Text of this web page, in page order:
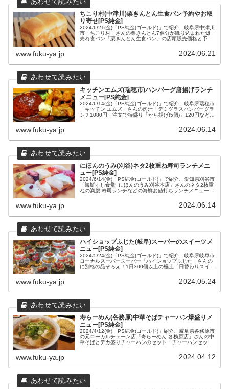
ちこり村(中津川)栗きんとん生食パン予約やお取
り寄せ[PS純金]
2024/6/21(金)「PS純金(ゴールド)」で紹介、岐阜県中津川
市「ちこり村」さんの栗きんとん7個分が織り込まれた爆
売れ食パン「栗きんとん生食パン」の店頭販売価格と予約
業時間などの店舗情報をまとめてみました。
www.fuku-ya.jp 2024.06.21
キッチンエムズ(瑞穂市)ハンバーグ唐揚げランチ
メニュー[PS純金]
2024/6/14(金)「PS純金(ゴールド)」で紹介、岐阜県瑞穂市
「キッチン エムズ」さんの肉汁「デミグラスハンバーグラ
ンチ1080円」注文で特盛り「から揚げ(5個)」120円などの
ニュー、場所や営業時間などの店舗情報をまとめてみまし
www.fuku-ya.jp 2024.06.14
にほんのうみ(刈谷)ネタ2枚重ね寿司ランチメニ
ュー[PS純金]
2024/6/14(金)「PS純金(ゴールド)」で紹介、愛知県刈谷市
「海鮮すし食堂 にほんのうみ刈谷本店」さんのネタ2枚重
ねの満腹!寿司ランチなどの海鮮お値打ちランチメニュー
www.fuku-ya.jp 2024.06.14
ハイショップふじた(岐阜)スーパーのスイーツメ
ニュー[PS純金]
2024/5/24(金)「PS純金(ゴールド)」で紹介、岐阜県岐阜市
ローカルスーパースーパー「ハイショップふじた」さんの
に別格の品ぞろえ！1日300個以上の極上「日替わりスイー
な無添加「お弁当」のメニュー一例と、場所や営業時間な
www.fuku-ya.jp 2024.05.24
寿らーめん(各務原)中華そばチャーハン爆盛りメ
ニュー[PS純金]
2024/4/12(金)「PS純金(ゴールド)」紹介、岐阜県各務原市
の元ローカルチェーン店「寿らーめん 各務原店」さんの中
華そばとデカ盛りチャーハンのセット「チャーハンセット
www.fuku-ya.jp 2024.04.12